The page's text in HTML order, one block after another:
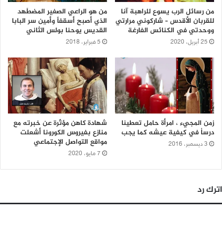
من رسائل الرب يسوع للراهبة آنا
للقربان الأقدس – شاركوني مرارتي
ووحدتي في الكنائس الفارغة
25 أبريل، 2020
من هو الراعي الصغير المضطَهد
الذي أصبح أسقفاً وأمين سر البابا
القديس يوحنا بولس الثاني
5 فبراير، 2018
زمن المجيء ، امرأة حامل تعطينا
درساُ في كيفية عيشه كما يجب
3 ديسمبر، 2016
شهادة كاهن مؤثّرة عن خبرته مع
منازع بفيروس الكورونا أشعلت
مواقع التواصل الإجتماعي
7 مايو، 2020
اترك رد